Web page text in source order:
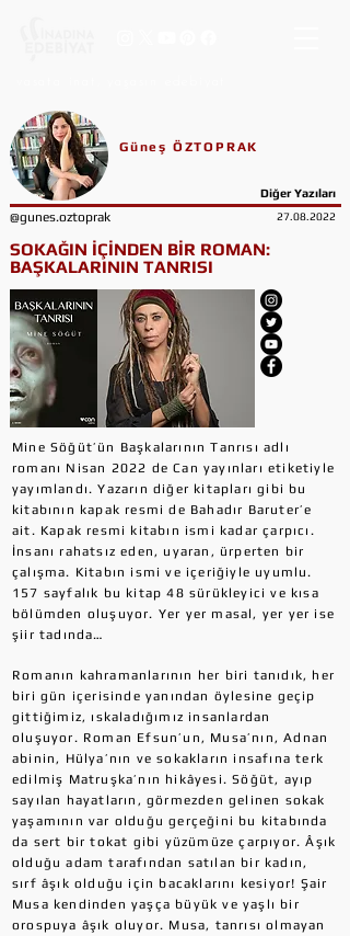
Güneş ÖZTOPRAK
Diğer Yazıları
@gunes.oztoprak 27.08.2022
SOKAĞIN İÇİNDEN BİR ROMAN:
BAŞKALARININ TANRISI
Mine Söğüt’ün Başkalarının Tanrısı adlı
romanı Nisan 2022 de Can yayınları etiketiyle
yayımlandı. Yazarın diğer kitapları gibi bu
kitabının kapak resmi de Bahadır Baruter’e
ait. Kapak resmi kitabın ismi kadar çarpıcı.
İnsanı rahatsız eden, uyaran, ürperten bir
çalışma. Kitabın ismi ve içeriğiyle uyumlu.
157 sayfalık bu kitap 48 sürükleyici ve kısa
bölümden oluşuyor. Yer yer masal, yer yer ise
şiir tadında…
Romanın kahramanlarının her biri tanıdık, her
biri gün içerisinde yanından öylesine geçip
gittiğimiz, ıskaladığımız insanlardan
oluşuyor. Roman Efsun’un, Musa’nın, Adnan
abinin, Hülya’nın ve sokakların insafına terk
edilmiş Matruşka’nın hikâyesi. Söğüt, ayıp
sayılan hayatların, görmezden gelinen sokak
yaşamının var olduğu gerçeğini bu kitabında
da sert bir tokat gibi yüzümüze çarpıyor. Âşık
olduğu adam tarafından satılan bir kadın,
sırf âşık olduğu için bacaklarını kesiyor! Şair
Musa kendinden yaşça büyük ve yaşlı bir
orospuya âşık oluyor. Musa, tanrısı olmayan